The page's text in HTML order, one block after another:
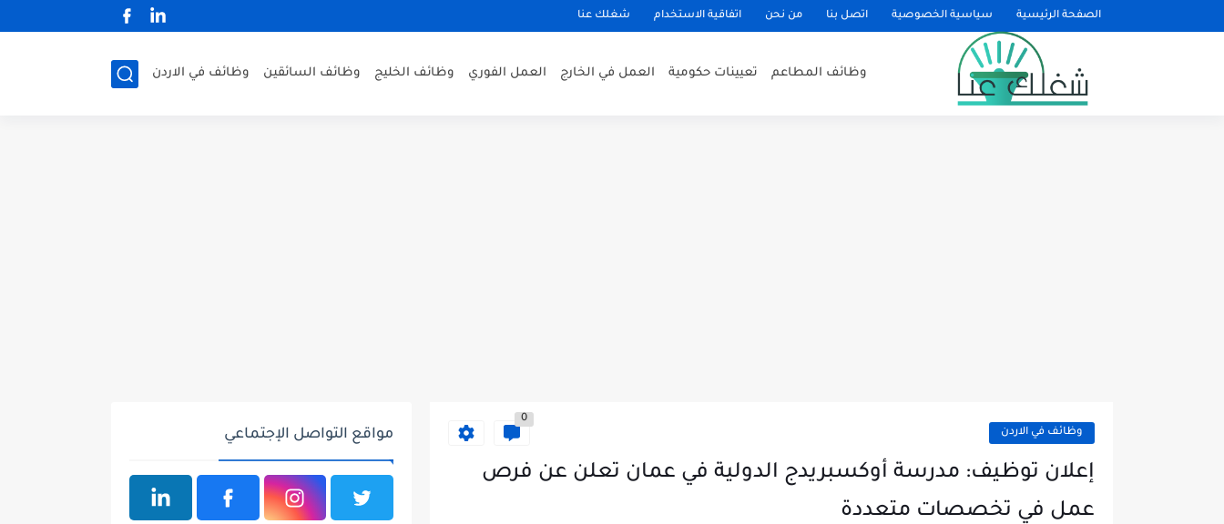
الصفحة الرئيسية سياسية الخصوصية اتصل بنا من نحن اتفاقية الاستخدام شغلك عنا
وظائف المطاعم تعيينات حكومية العمل في الخارج العمل الفوري وظائف الخليج وظائف السائقين وظائف في الاردن
وظائف في الاردن
0
إعلان توظيف: مدرسة أوكسبريدج الدولية في عمان تعلن عن فرص
عمل في تخصصات متعددة
مواقع التواصل الإجتماعي